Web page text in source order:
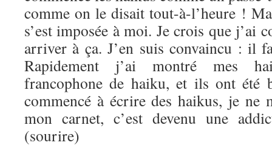
comme on le disait tout-à-l’heure !
s’est imposée à moi. Je crois que j’ai
arriver à ça. J’en suis convaincu : il
Rapidement j’ai montré mes
francophone de haiku, et ils ont été
commencé à écrire des haikus, je ne
mon carnet, c’est devenu une
(sourire)